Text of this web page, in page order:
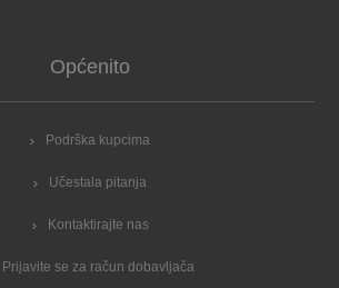
Općenito
Podrška kupcima
Učestala pitanja
Kontaktirajte nas
Prijavite se za račun dobavljača